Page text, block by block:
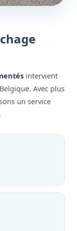
intervient
Avec plus
un service